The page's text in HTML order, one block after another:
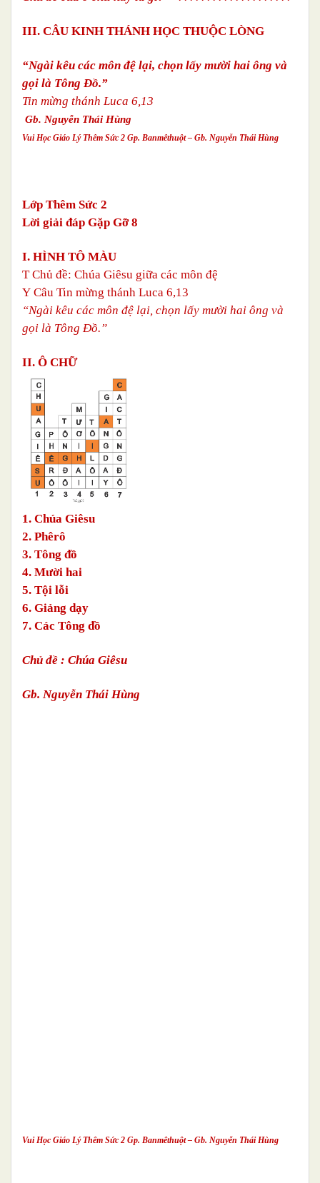
III. CÂU KINH THÁNH HỌC THUỘC LÒNG
“Ngài kêu các môn đệ lại, chọn lấy mười hai ông và
gọi là Tông Đồ.”
Tin mừng thánh Luca 6,13
Gb. Nguyễn Thái Hùng
Vui Học Giáo Lý Thêm Sức 2 Gp. Banmêthuột – Gb. Nguyễn Thái Hùng
Lớp Thêm Sức 2
Lời giải đáp Gặp Gỡ 8
I. HÌNH TÔ MÀU
TChủ đề: Chúa Giêsu giữa các môn đệ
Y Câu Tin mừng thánh Luca 6,13
“Ngài kêu các môn đệ lại, chọn lấy mười hai ông và
gọi là Tông Đồ.”
II. Ô CHỮ
1. Chúa Giêsu
2. Phêrô
3. Tông đồ
4. Mười hai
5. Tội lỗi
6. Giảng dạy
7. Các Tông đồ
Chủ đề : Chúa Giêsu
Gb. Nguyễn Thái Hùng
Vui Học Giáo Lý Thêm Sức 2 Gp. Banmêthuột – Gb. Nguyễn Thái Hùng